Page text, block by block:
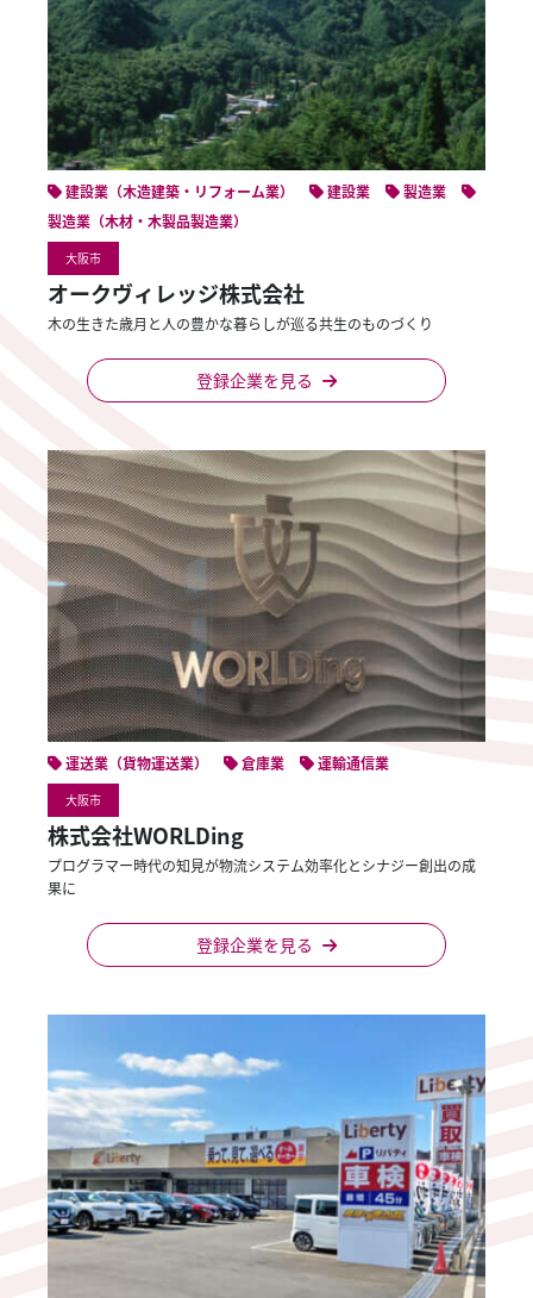
建設業（木造建築・リフォーム業） 建設業
製造業
製造業（木材・木製品製造業）
大阪市
オークヴィレッジ株式会社
木の生きた歳月と人の豊かな暮らしが巡る共生のものづくり
登録企業を見る
運送業（貨物運送業） 倉庫業 運輸通信業
大阪市
株式会社WORLDing
プログラマー時代の知見が物流システム効率化とシナジー創出の成
果に
登録企業を見る